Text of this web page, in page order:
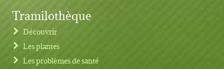
Tramilothèque
Découvrir
Les plantes
Les problèmes de santé